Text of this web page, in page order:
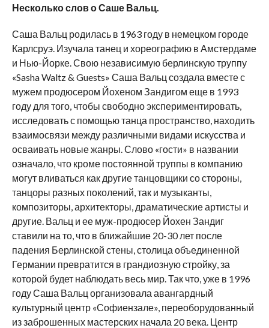
Несколько слов о Саше Вальц.
Саша Вальц родилась в 1963 году в немецком городе
Карлсруэ. Изучала танец и хореографию в Амстердаме
и Нью-Йорке. Свою независимую берлинскую труппу
«Sasha Waltz & Guests» Саша Вальц создала вместе с
мужем продюсером Йохеном Зандигом еще в 1993
году для того, чтобы свободно экспериментировать,
исследовать с помощью танца пространство, находить
взаимосвязи между различными видами искусства и
осваивать новые жанры. Слово «гости» в названии
означало, что кроме постоянной труппы в компанию
могут вливаться как другие танцовщики со стороны,
танцоры разных поколений, так и музыканты,
композиторы, архитекторы, драматические артисты и
другие. Вальц и ее муж-продюсер Йохен Зандиг
ставили на то, что в ближайшие 20-30 лет после
падения Берлинской стены, столица объединенной
Германии превратится в грандиозную стройку, за
которой будет наблюдать весь мир. Так что, уже в 1996
году Саша Вальц организовала авангардный
культурный центр «Софиензале», переоборудованный
из заброшенных мастерских начала 20 века. Центр